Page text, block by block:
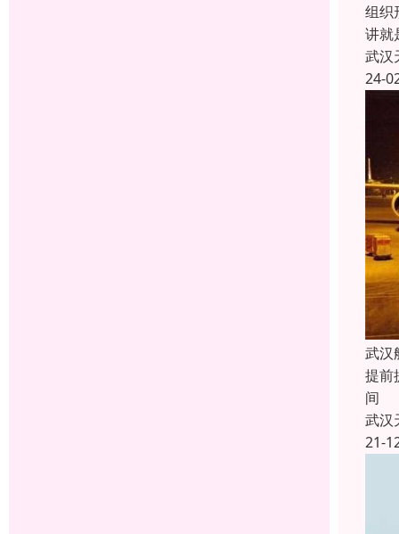
组织
讲就
武汉
24-
武汉
提前
间
武汉
21-